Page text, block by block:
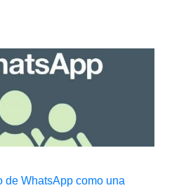
de WhatsApp como una